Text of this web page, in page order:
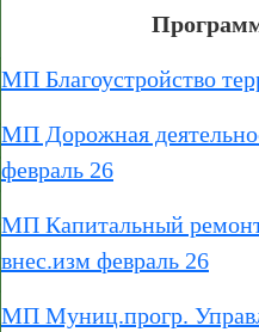
МП Благоустройство
МП Дорожная
февраль 26
МП Капитальный
внес.изм февраль 26
МП Муниц.прогр.